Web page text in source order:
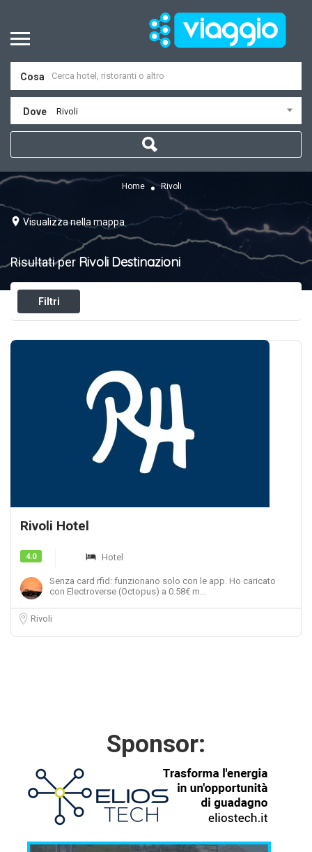
Cosa
Dove Rivoli
Home Rivoli
Visualizza nella mappa
Risultati per Rivoli Destinazioni
Filtri
Rivoli Hotel
4.0 Hotel
Senza card rfid: funzionano solo con le app. Ho caricato
con Electroverse (Octopus) a 0.58€ m...
Rivoli
Sponsor: